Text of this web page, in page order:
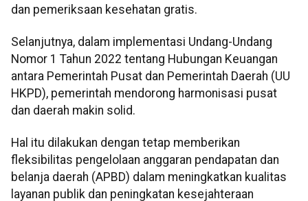
dan pemeriksaan kesehatan gratis.
Selanjutnya, dalam implementasi Undang-Undang
Nomor 1 Tahun 2022 tentang Hubungan Keuangan
antara Pemerintah Pusat dan Pemerintah Daerah (UU
HKPD), pemerintah mendorong harmonisasi pusat
dan daerah makin solid.
Hal itu dilakukan dengan tetap memberikan
fleksibilitas pengelolaan anggaran pendapatan dan
belanja daerah (APBD) dalam meningkatkan kualitas
layanan publik dan peningkatan kesejahteraan